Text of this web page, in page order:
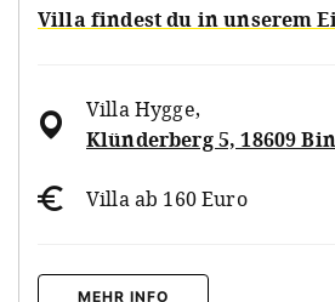
Villa findest du in unserem
Villa Hygge,
Klünderberg 5, 18609
Villa ab 160 Euro
MEHR INFO